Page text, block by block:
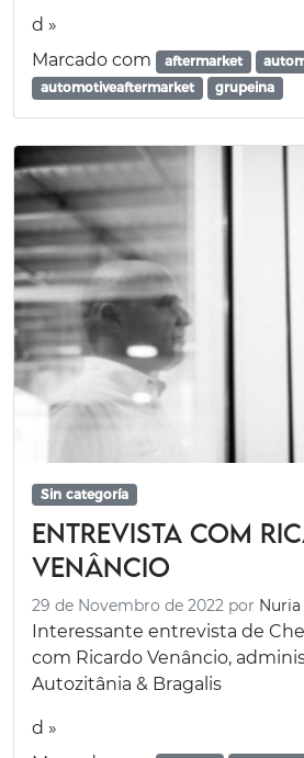
d »
Marcado com
aftermarket
automotiveaftermarket
grupeina
Sin categoría
Entrevista com
Venâncio
29 de Novembro de 2022 por
Interessante entrevista de
com Ricardo Venâncio,
Autozitânia & Bragalis
d »